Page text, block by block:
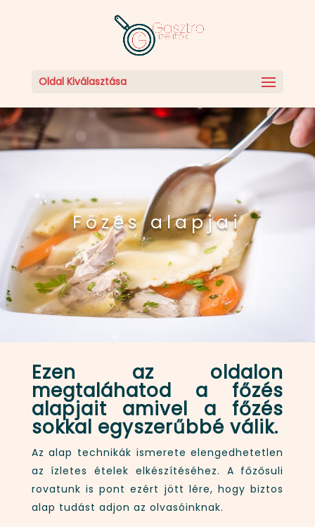
Oldal Kiválasztása
Főzés alapjai
Ezen az oldalon
megtaláhatod a főzés
alapjait amivel a főzés
sokkal egyszerűbbé válik.
Az alap technikák ismerete elengedhetetlen
az ízletes ételek elkészítéséhez. A főzősuli
rovatunk is pont ezért jött lére, hogy biztos
alap tudást adjon az olvasóinknak.